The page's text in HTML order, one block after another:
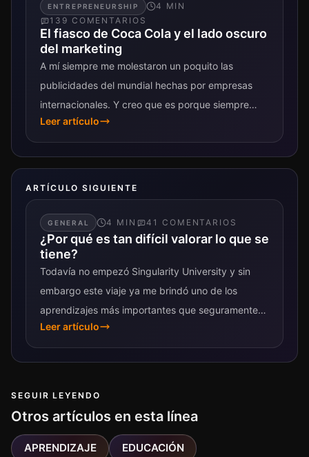
ENTREPRENEURSHIP 4 MIN
139 COMENTARIO S
El fiasco de Coca Cola y el lado oscuro
del marketing
A mí siempre me molestaron un poquito las
publicidades del mundial hechas por empresas
internacionales. Y creo que es porque siempre
supe en algún punto que estaban «usando»...
Leer artículo
ARTÍCULO SIGUIENTE
GENERAL 4 MIN 41 COMENTARIO S
¿Por qué es tan difícil valorar lo que se
tiene?
Todavía no empezó Singularity University y sin
embargo este viaje ya me brindó uno de los
aprendizajes más importantes que seguramente
obtenga de esta experiencia. Es más, para...
Leer artículo
SEGUIR LEYENDO
Otros artículos en esta línea
APRENDIZAJE EDUCACIÓN